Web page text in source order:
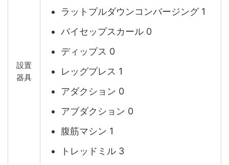
設置
器具
ラットプルダウンコンバージング 1
バイセップスカール 0
ディップス 0
レッグプレス 1
アダクション 0
アブダクション 0
腹筋マシン 1
トレッドミル 3